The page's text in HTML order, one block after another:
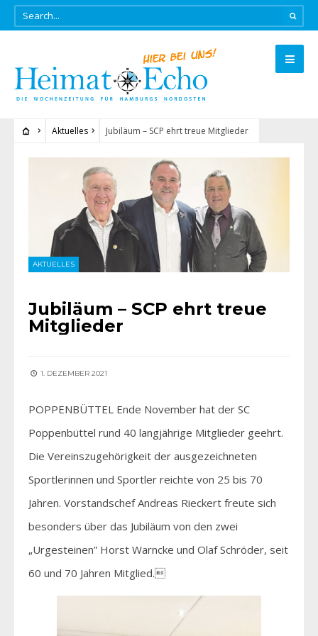
Aktuelles Jubiläum – SCP ehrt treue Mitglieder
AKTUELLES
Jubiläum – SCP ehrt treue
Mitglieder
1. DEZEMBER 2021
POPPENBÜTTEL Ende November hat der SC
Poppenbüttel rund 40 langjährige Mitglieder geehrt.
Die Vereinszugehörigkeit der ausgezeichneten
Sportlerinnen und Sportler reichte von 25 bis 70
Jahren. Vorstandschef Andreas Rieckert freute sich
besonders über das Jubiläum von den zwei
„Urgesteinen” Horst Warncke und Olaf Schröder, seit
60 und 70 Jahren Mitglied.